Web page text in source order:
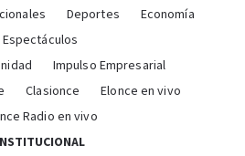
Deportes
Economía
Espectáculos
Impulso Empresarial
Clasionce
Elonce en vivo
Radio en vivo